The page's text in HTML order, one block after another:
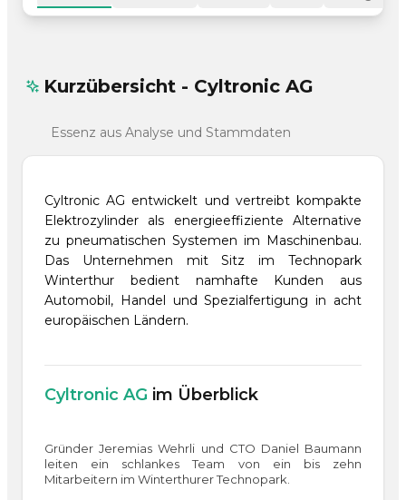
Kurzübersicht - Cyltronic AG
Essenz aus Analyse und Stammdaten
Cyltronic AG entwickelt und vertreibt kompakte
Elektrozylinder als energieeffiziente Alternative
zu pneumatischen Systemen im Maschinenbau.
Das Unternehmen mit Sitz im Technopark
Winterthur bedient namhafte Kunden aus
Automobil, Handel und Spezialfertigung in acht
europäischen Ländern.
Cyltronic AG im Überblick
Gründer Jeremias Wehrli und CTO Daniel Baumann
leiten ein schlankes Team von ein bis zehn
Mitarbeitern im Winterthurer Technopark.